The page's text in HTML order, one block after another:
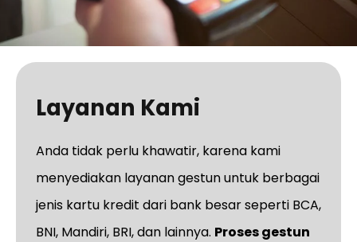
Layanan Kami
Anda tidak perlu khawatir, karena kami
menyediakan layanan gestun untuk berbagai
jenis kartu kredit dari bank besar seperti BCA,
BNI, Mandiri, BRI, dan lainnya. Proses gestun